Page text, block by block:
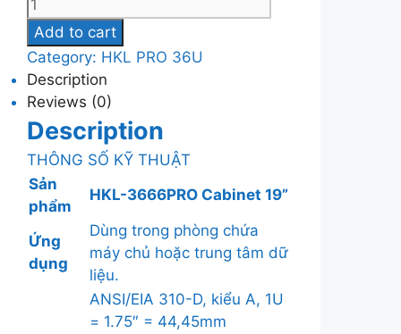
Add to cart
Category: HKL PRO 36U
Description
Reviews (0)
Description
THÔNG SỐ KỸ THUẬT
Sản
phẩm
HKL-3666PRO Cabinet 19”
Ứng
dụng
Dùng trong phòng chứa
máy chủ hoặc trung tâm dữ
liệu.
ANSI/EIA 310-D, kiểu A, 1U
= 1.75″ = 44,45mm